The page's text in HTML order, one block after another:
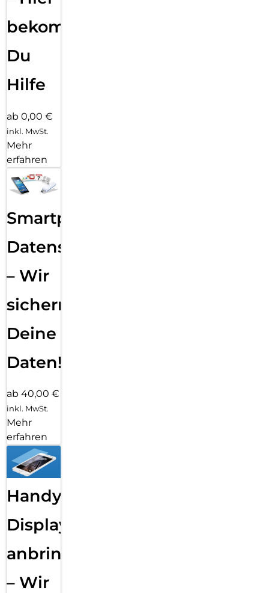
bekommst
Du
Hilfe
ab 0,00 €
inkl. MwSt.
Mehr
erfahren
Smartphone
Datensicherung
– Wir
sichern
Deine
Daten!
ab 40,00 €
inkl. MwSt.
Mehr
erfahren
Handy
Displayfolie
anbringen
– Wir